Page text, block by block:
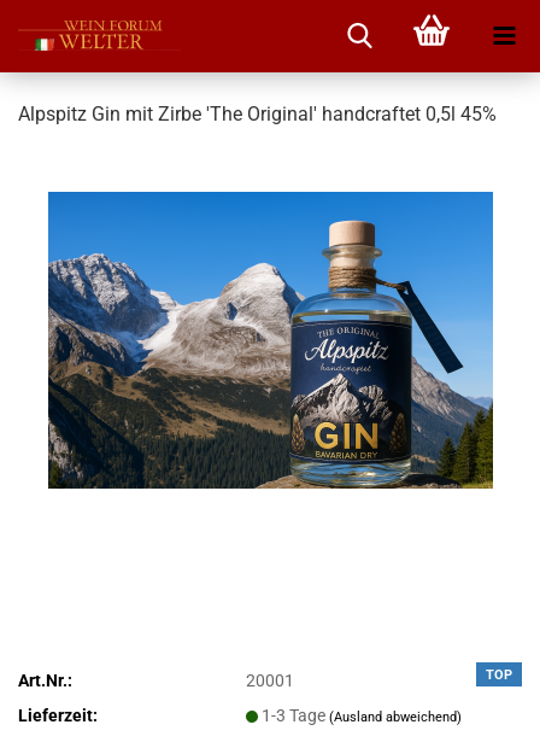
Alpspitz Gin mit Zirbe 'The Original' handcraftet 0,5l 45%
TOP
Art.Nr.:
20001
Lieferzeit:
1-3 Tage(Ausland abweichend)